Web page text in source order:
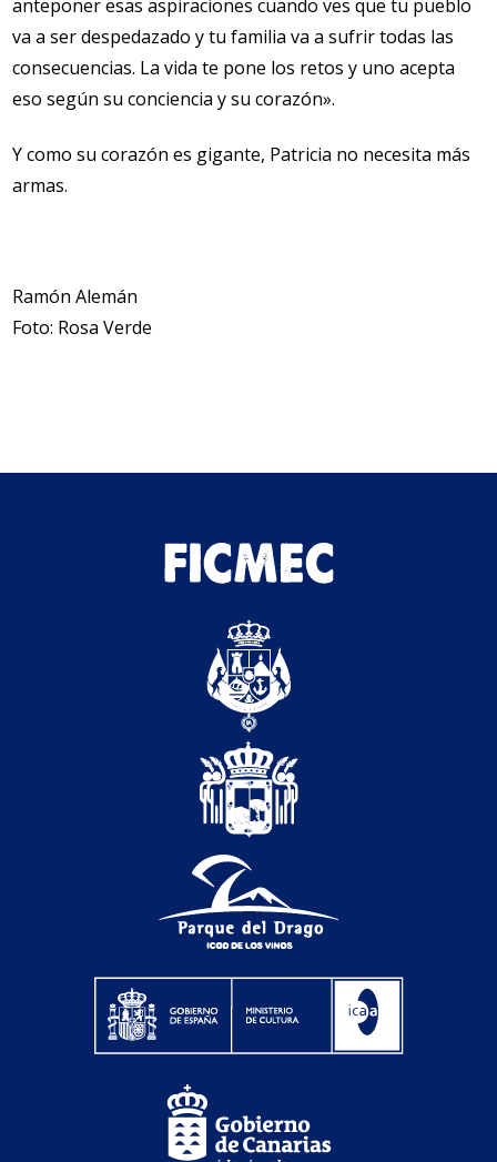
anteponer esas aspiraciones cuando ves que tu pueblo
va a ser despedazado y tu familia va a sufrir todas las
consecuencias. La vida te pone los retos y uno acepta
eso según su conciencia y su corazón».
Y como su corazón es gigante, Patricia no necesita más
armas.
Ramón Alemán
Foto: Rosa Verde